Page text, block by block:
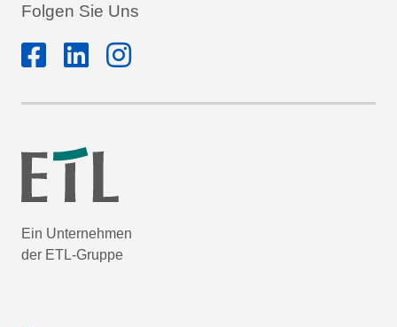
Folgen Sie Uns
Ein Unternehmen
der ETL-Gruppe